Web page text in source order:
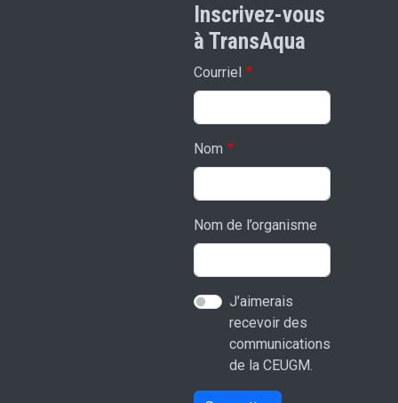
Inscrivez-vous
à TransAqua
Courriel
Nom
Nom de l’organisme
J’aimerais
recevoir des
communications
de la CEUGM.